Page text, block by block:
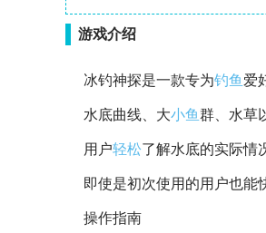
游戏介绍
冰钓神探是一款专为钓鱼 爱
水底曲线、大小鱼群、水草
用户轻松了解水底的实际情
即使是初次使用的用户也能
操作指南